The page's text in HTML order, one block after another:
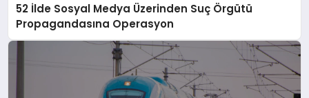
52 İlde Sosyal Medya Üzerinden Suç Örgütü
Propagandasına Operasyon